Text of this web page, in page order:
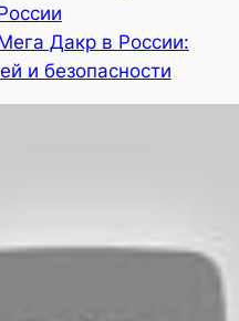
Дакр в России:
и безопасности